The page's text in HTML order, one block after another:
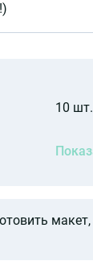
10 шт.
макет,